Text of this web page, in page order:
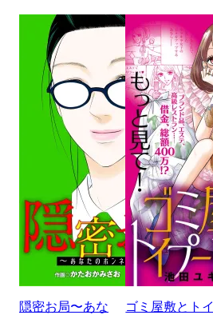
隠密お局〜あな
ゴミ屋敷とトイ